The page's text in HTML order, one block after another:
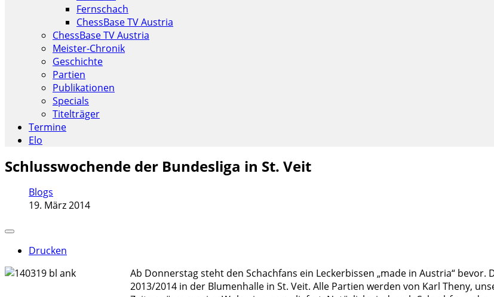
Fernschach
ChessBase TV Austria
ChessBase TV Austria
Meister-Chronik
Geschichte
Partien
Publikationen
Specials
Titelträger
Termine
Elo
Schlusswochende der Bundesliga in St. Veit
Blogs
19. März 2014
Drucken
Ab Donnerstag steht den Schachfans ein Leckerbissen „made in Austria“
2013/2014 in der Blumenhalle in St. Veit. Alle Partien werden von Karl Theny,